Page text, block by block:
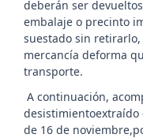
deberán ser
embalaje o precinto
suestado sin retirarlo,
mercancía deforma
transporte.
A continuación,
desistimientoextraído
de 16 de